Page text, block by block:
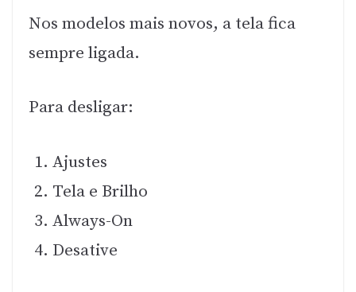
Nos modelos mais novos, a tela fica
sempre ligada.
Para desligar:
Ajustes
Tela e Brilho
Always-On
Desative